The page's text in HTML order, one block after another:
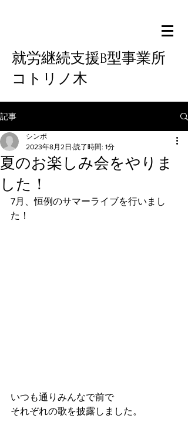
就労継続支援B型事業所
コトリノ木
記事
夏のお楽しみ会をやりま
した！
シンポ
2023年8月2日 読了時間: 1分
7月、恒例のサマーライブを行いまし
た！
いつも通りみんなで前で
それぞれの歌を披露しました。